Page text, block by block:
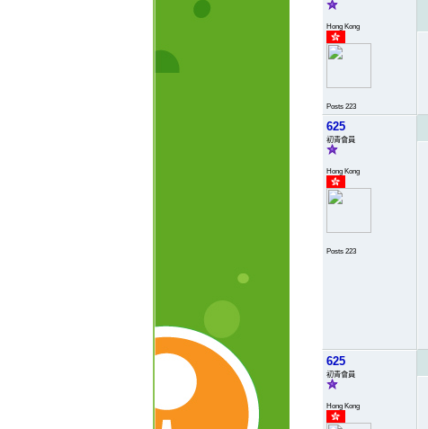
Hong Kong
Posts 223
625
初青會員
Hong Kong
Posts 223
625
初青會員
Hong Kong